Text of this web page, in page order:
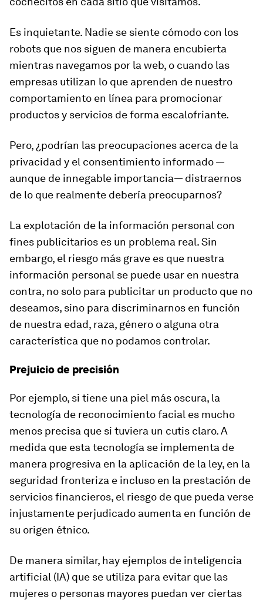
Es inquietante. Nadie se siente cómodo con los
robots que nos siguen de manera encubierta
mientras navegamos por la web, o cuando las
empresas utilizan lo que aprenden de nuestro
comportamiento en línea para promocionar
productos y servicios de forma escalofriante.
Pero, ¿podrían las preocupaciones acerca de la
privacidad y el consentimiento informado —
aunque de innegable importancia— distraernos
de lo que realmente debería preocuparnos?
La explotación de la información personal con
fines publicitarios es un problema real. Sin
embargo, el riesgo más grave es que nuestra
información personal se puede usar en nuestra
contra, no solo para publicitar un producto que no
deseamos, sino para discriminarnos en función
de nuestra edad, raza, género o alguna otra
característica que no podamos controlar.
Prejuicio de precisión
Por ejemplo, si tiene una piel más oscura, la
tecnología de reconocimiento facial es mucho
menos precisa que si tuviera un cutis claro. A
medida que esta tecnología se implementa de
manera progresiva en la aplicación de la ley, en la
seguridad fronteriza e incluso en la prestación de
servicios financieros, el riesgo de que pueda verse
injustamente perjudicado aumenta en función de
su origen étnico.
De manera similar, hay ejemplos de inteligencia
artificial (IA) que se utiliza para evitar que las
mujeres o personas mayores puedan ver ciertas